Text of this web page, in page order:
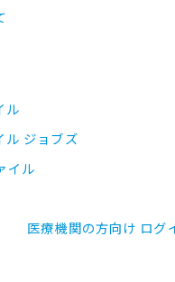
ル
ル ジョブズ
イル
医療機関の方向け ログ